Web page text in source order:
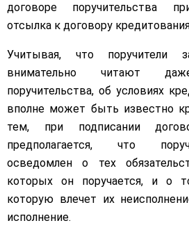
договоре поручительства
отсылка к договору
Учитывая, что поручители
внимательно читают
поручительства, об условиях
вполне может быть известно
тем, при подписании
предполагается, что
осведомлен о тех
которых он поручается, и о
которую влечет их
исполнение.